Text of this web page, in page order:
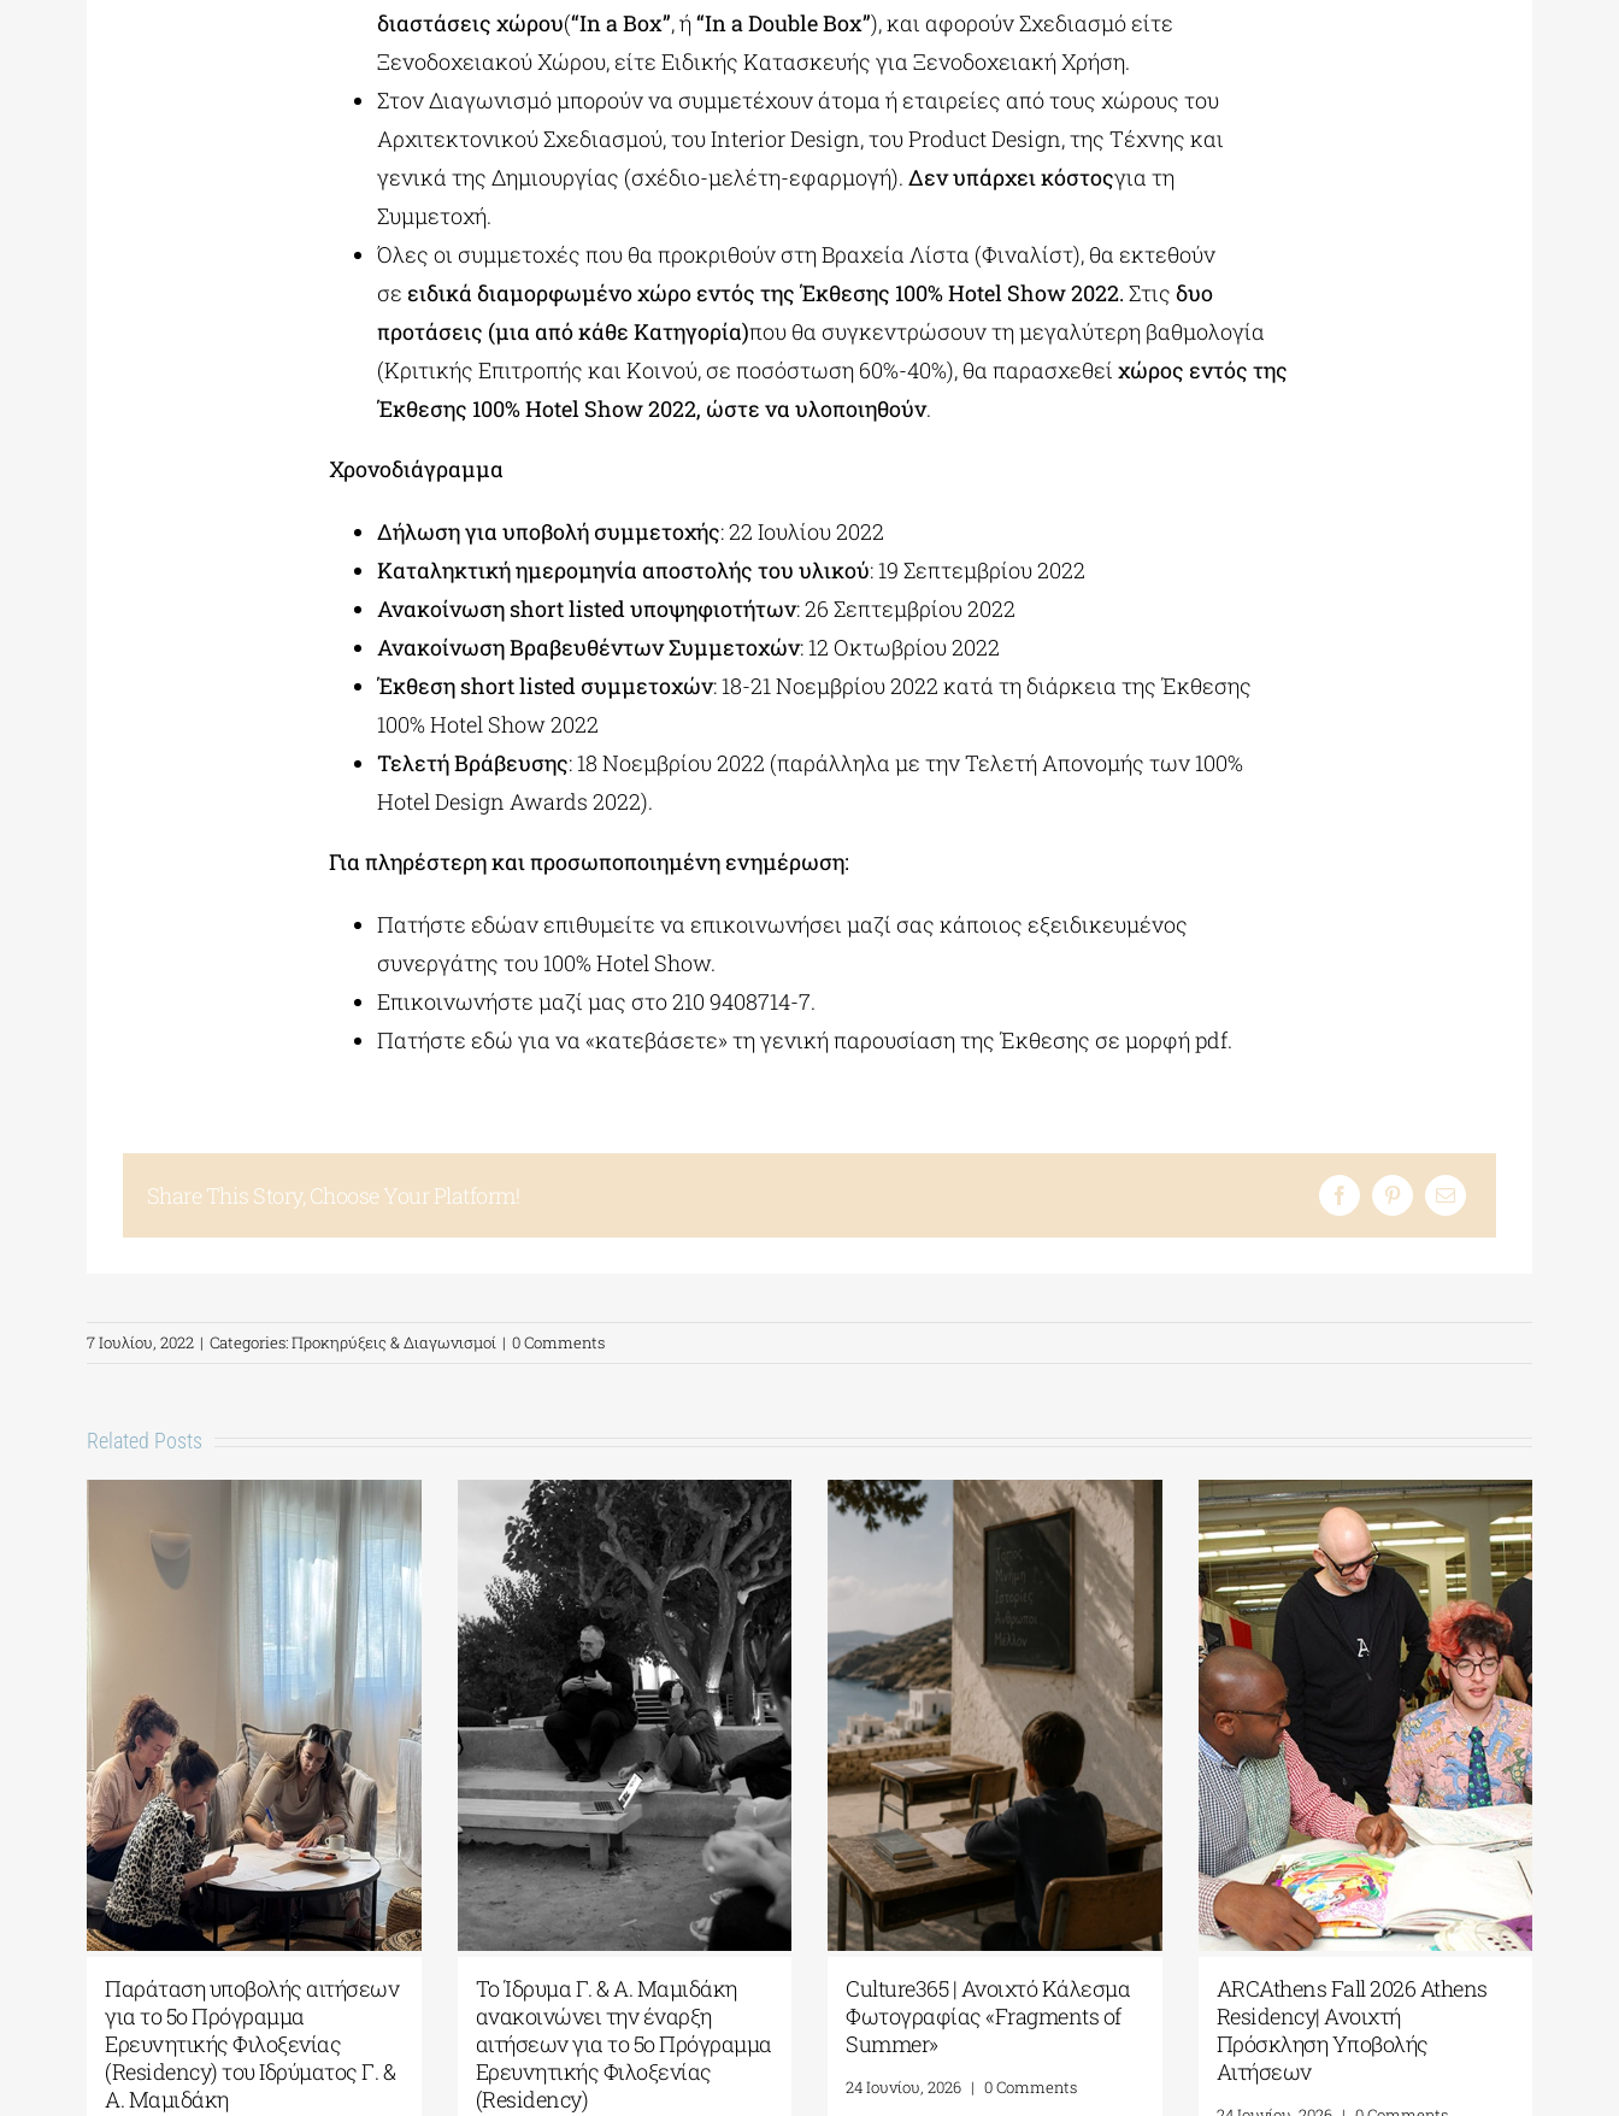
διαστάσεις χώρου(“In a Box”, ή“In a Double Box”), και αφορούν Σχεδιασμό είτε
Ξενοδοχειακού Χώρου, είτε Ειδικής Κατασκευής για Ξενοδοχειακή Χρήση.
Στον Διαγωνισμό μπορούν να συμμετέχουν άτομα ή εταιρείες από τους χώρους του
Αρχιτεκτονικού Σχεδιασμού, του Interior Design, του Product Design, της Τέχνης και
γενικά της Δημιουργίας (σχέδιο-μελέτη-εφαρμογή). Δεν υπάρχει κόστοςγια τη
Συμμετοχή.
Όλες οι συμμετοχές που θα προκριθούν στη Βραχεία Λίστα (Φιναλίστ), θα εκτεθούν
σε ειδικά διαμορφωμένο χώρο εντός της Έκθεσης 100% Hotel Show 2022. Στις δυο
προτάσεις (μια από κάθε Κατηγορία)που θα συγκεντρώσουν τη μεγαλύτερη βαθμολογία
(Κριτικής Επιτροπής και Κοινού, σε ποσόστωση 60%-40%), θα παρασχεθεί χώρος εντός της
Έκθεσης 100% Hotel Show 2022, ώστε να υλοποιηθούν.
Χρονοδιάγραμμα
Δήλωση για υποβολή συμμετοχής: 22 Ιουλίου 2022
Καταληκτική ημερομηνία αποστολής του υλικού: 19 Σεπτεμβρίου 2022
Ανακοίνωση short listed υποψηφιοτήτων: 26 Σεπτεμβρίου 2022
Ανακοίνωση Βραβευθέντων Συμμετοχών: 12 Οκτωβρίου 2022
Έκθεση short listed συμμετοχών: 18-21 Νοεμβρίου 2022 κατά τη διάρκεια της Έκθεσης
100% Hotel Show 2022
Τελετή Βράβευσης: 18 Νοεμβρίου 2022 (παράλληλα με την Τελετή Απονομής των 100%
Hotel Design Awards 2022).
Για πληρέστερη και προσωποποιημένη ενημέρωση:
Πατήστε εδώαν επιθυμείτε να επικοινωνήσει μαζί σας κάποιος εξειδικευμένος
συνεργάτης του 100% Hotel Show.
Επικοινωνήστε μαζί μας στο 210 9408714-7.
Πατήστε εδώ για να «κατεβάσετε» τη γενική παρουσίαση της Έκθεσης σε μορφή pdf.
Share This Story, Choose Your Platform!
7 Ιουλίου, 2022 | Categories:Προκηρύξεις & Διαγωνισμοί | 0 Comments
Related Posts
Παράταση υποβολής αιτήσεων
για το 5ο Πρόγραμμα
Ερευνητικής Φιλοξενίας
(Residency) του Ιδρύματος Γ. &
Α. Μαμιδάκη
Το Ίδρυμα Γ. & Α. Μαμιδάκη
ανακοινώνει την έναρξη
αιτήσεων για το 5ο Πρόγραμμα
Ερευνητικής Φιλοξενίας
(Residency)
Culture365 | Ανοιχτό Κάλεσμα
Φωτογραφίας «Fragments of
Summer»
24 Ιουνίου, 2026 | 0 Comments
ARCAthens Fall 2026 Athens
Residency| Ανοιχτή
Πρόσκληση Υποβολής
Αιτήσεων